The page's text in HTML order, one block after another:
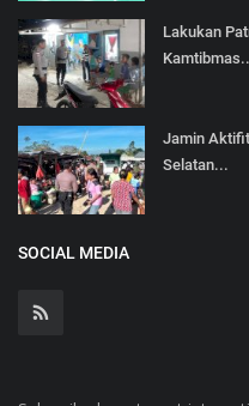
Lakukan
Jamin
Selatan...
SOCIAL MEDIA